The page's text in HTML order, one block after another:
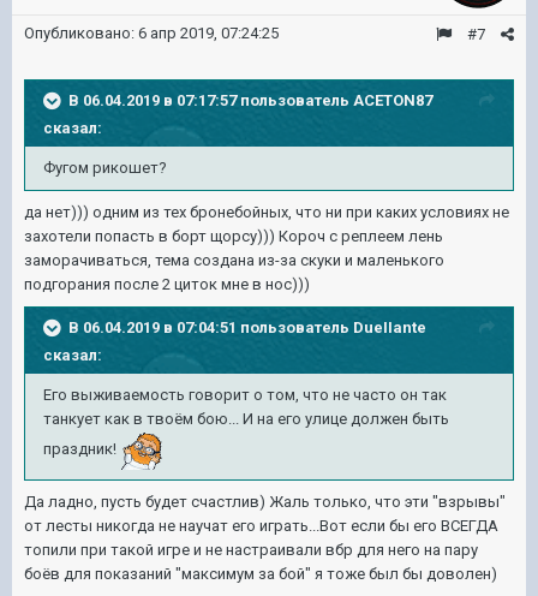
#7
Опубликовано: 6 апр 2019, 07:24:25
В 06.04.2019 в 07:17:57 пользователь ACETON87
сказал:
Фугом рикошет?
да нет))) одним из тех бронебойных, что ни при каких условиях не
захотели попасть в борт щорсу))) Короч с реплеем лень
заморачиваться, тема создана из-за скуки и маленького
подгорания после 2 циток мне в нос)))
В 06.04.2019 в 07:04:51 пользователь DueIIante
сказал:
Его выживаемость говорит о том, что не часто он так
танкует как в твоём бою... И на его улице должен быть
праздник!
Да ладно, пусть будет счастлив) Жаль только, что эти "взрывы"
от лесты никогда не научат его играть...Вот если бы его ВСЕГДА
топили при такой игре и не настраивали вбр для него на пару
боёв для показаний "максимум за бой" я тоже был бы доволен)